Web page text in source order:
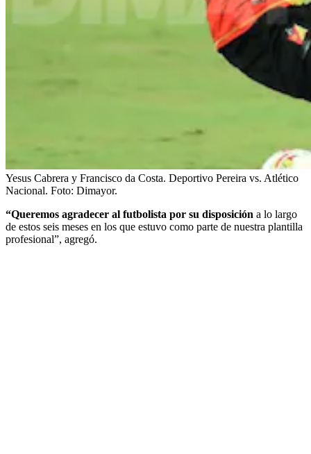
Yesus Cabrera y Francisco da Costa. Deportivo Pereira vs. Atlético
Nacional. Foto: Dimayor.
“Queremos agradecer al futbolista por su disposición a lo largo
de estos seis meses en los que estuvo como parte de nuestra plantilla
profesional”, agregó.